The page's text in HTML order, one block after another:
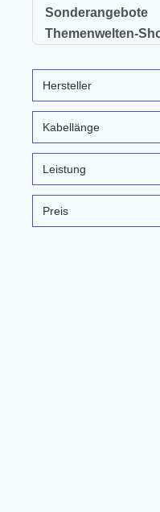
Sonderangebote
Themenwelten-
Hersteller
Kabellänge
Leistung
Preis